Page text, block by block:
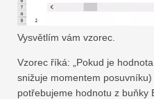
Vysvětlím vám vzorec.
Vzorec říká: „Pokud je
snižuje momentem
potřebujeme hodnotu z buňky